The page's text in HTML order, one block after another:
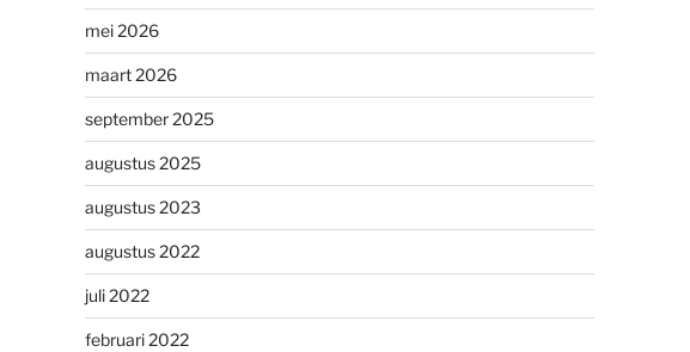
mei 2026
maart 2026
september 2025
augustus 2025
augustus 2023
augustus 2022
juli 2022
februari 2022